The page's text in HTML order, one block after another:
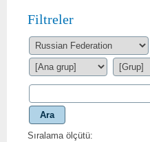
Filtreler
Ara
Sıralama ölçütü: